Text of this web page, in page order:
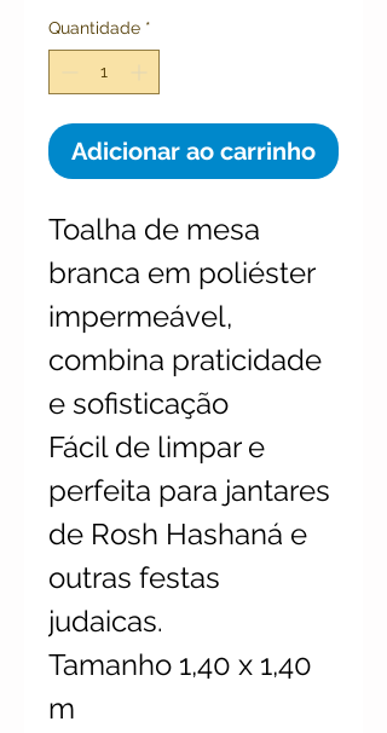
Quantidade *
Adicionar ao carrinho
Toalha de mesa
branca em poliéster
impermeável,
combina praticidade
e sofisticação
Fácil de limpar e
perfeita para jantares
de Rosh Hashaná e
outras festas
judaicas.
Tamanho 1,40 x 1,40
m